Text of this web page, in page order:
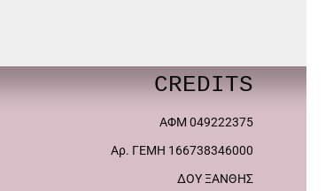
CREDITS
ΑΦΜ 049222375
Αρ. ΓΕΜΗ 166738346000
ΔΟΥ ΞΑΝΘΗΣ